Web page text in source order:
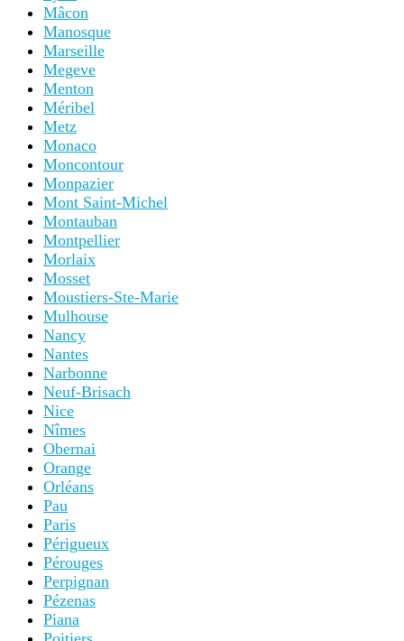
Mâcon
Manosque
Marseille
Megeve
Menton
Méribel
Metz
Monaco
Moncontour
Monpazier
Mont Saint-Michel
Montauban
Montpellier
Morlaix
Mosset
Moustiers-Ste-Marie
Mulhouse
Nancy
Nantes
Narbonne
Neuf-Brisach
Nice
Nîmes
Obernai
Orange
Orléans
Pau
Paris
Périgueux
Pérouges
Perpignan
Pézenas
Piana